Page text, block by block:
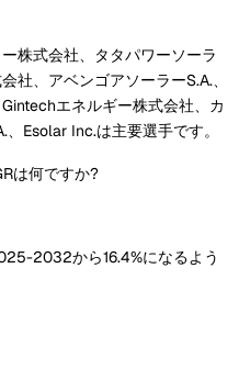
株式会社、タタパワーソーラ
社、アベンゴアソーラーS.A.、
エネルギー株式会社、カ
Esolar Inc.は主要選手です。
は何ですか?
2032から16.4%になるよう